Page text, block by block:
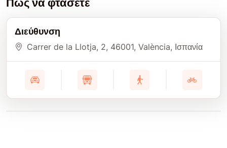
Πως να φτάσετε
Διεύθυνση
Carrer de la Llotja, 2, 46001, València, Ισπανία